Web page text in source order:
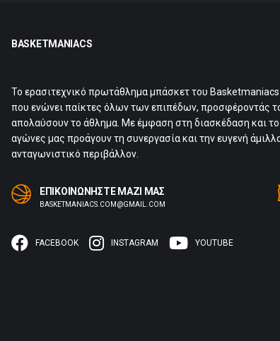
BASKETMANIACS
Το ερασιτεχνικό πρωτάθλημα μπάσκετ του Basketmaniacs
που ενώνει παίκτες όλων των επιπέδων, προσφέροντάς
απολαύσουν το άθλημα. Με έμφαση στη διασκέδαση και το
αγώνες μας προάγουν τη συνεργασία και την ευγενή
ανταγωνιστικό περιβάλλον.
ΕΠΙΚΟΙΝΩΝΗΣΤΕ ΜΑΖΙ ΜΑΣ
BASKETMANIACS.COM@GMAIL.COM
FACEBOOK INSTAGRAM YOUTUBE